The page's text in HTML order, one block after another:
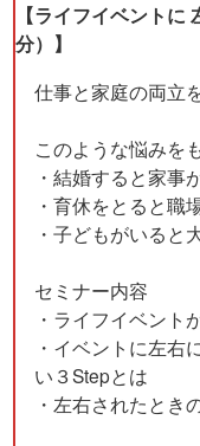
【ライフイベント
分）】
仕事と家庭の両立
このような悩みを
・結婚すると家事
・育休をとると職
・子どもがいると
セミナー内容
・ライフイベント
・イベントに左右
い３Stepとは
・左右されたとき